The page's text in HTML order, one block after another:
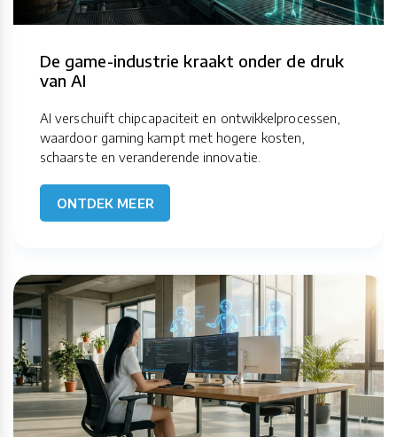
De game-industrie kraakt onder de druk
van AI
AI verschuift chipcapaciteit en ontwikkelprocessen,
waardoor gaming kampt met hogere kosten,
schaarste en veranderende innovatie.
ONTDEK MEER